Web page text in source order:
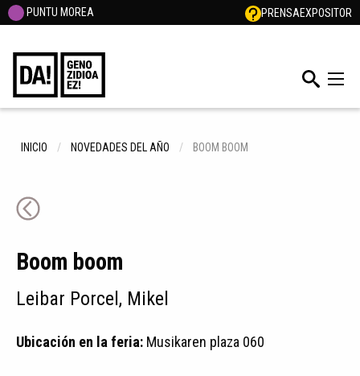
PUNTU MOREA PRENSAEXPOSITOR
INICIO NOVEDADES DEL AÑO BOOM BOOM
Boom boom
Leibar Porcel, Mikel
Ubicación en la feria: Musikaren plaza 060